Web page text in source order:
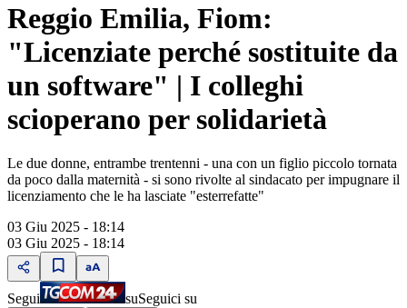
Reggio Emilia, Fiom:
"Licenziate perché sostituite da
un software" | I colleghi
scioperano per solidarietà
Le due donne, entrambe trentenni - una con un figlio piccolo tornata
da poco dalla maternità - si sono rivolte al sindacato per impugnare il
licenziamento che le ha lasciate "esterrefatte"
03 Giu 2025 - 18:14
03 Giu 2025 - 18:14
Segui suSeguici su